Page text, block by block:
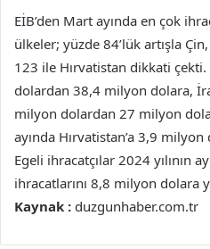
EİB’den Mart ayında en çok
ülkeler; yüzde 84’lük artışla
123 ile Hırvatistan dikkati
dolardan 38,4 milyon dolara,
milyon dolardan 27 milyon
ayında Hırvatistan’a 3,9
Egeli ihracatçılar 2024 yılının
ihracatlarını 8,8 milyon dolara
Kaynak : duzgunhaber.com.tr